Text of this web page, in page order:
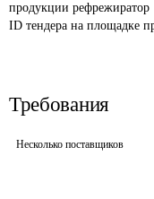
ID тендера на площадке
Требования
Несколько поставщиков